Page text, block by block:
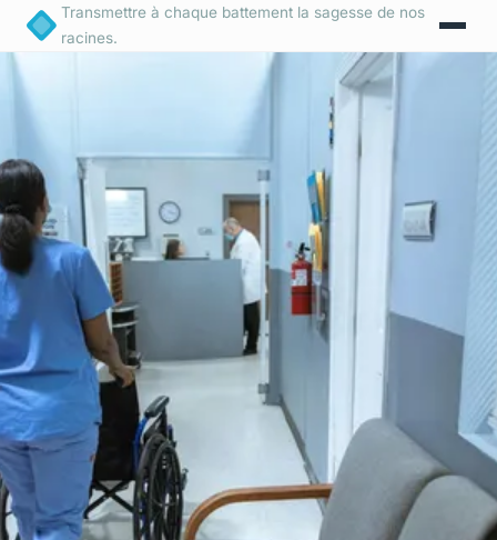
Transmettre à chaque battement la sagesse de nos
racines.